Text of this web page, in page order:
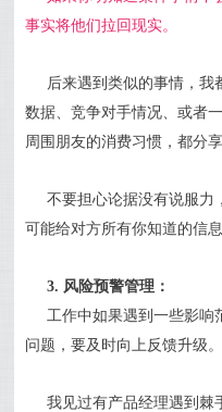
事实将他们拉回现实。
后来遇到类似的事情，我
数据、竞争对手情况、或者
周围朋友的消费习惯，都分享
不要担心论据没有说服力
可能给对方所有你知道的信
3. 风险预警管理：
工作中如果遇到一些影响
问题，要及时向上反馈升级。
我见过有产品经理遇到棘